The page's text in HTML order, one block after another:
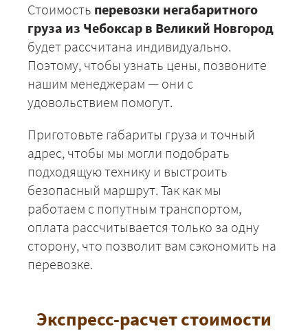
Стоимость перевозки негабаритного
груза из Чебоксар в Великий Новгород
будет рассчитана индивидуально.
Поэтому, чтобы узнать цены, позвоните
нашим менеджерам — они с
удовольствием помогут.
Приготовьте габариты груза и точный
адрес, чтобы мы могли подобрать
подходящую технику и выстроить
безопасный маршрут. Так как мы
работаем с попутным транспортом,
оплата рассчитывается только за одну
сторону, что позволит вам сэкономить на
перевозке.
Экспресс-расчет стоимости